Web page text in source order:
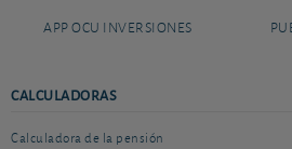
APP OCU INVERSIONES
CALCULADORAS
Calculadora de la pensión